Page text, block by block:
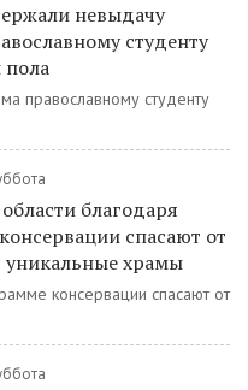
невыдачу
студенту
пола
православному студенту
благодаря
спасают от
уникальные храмы
консервации спасают от